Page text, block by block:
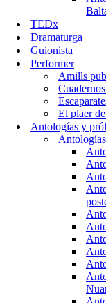
TEDx
Dramaturga
Guionista
Performer
Amills
El plaer
Antologías y
Antologías